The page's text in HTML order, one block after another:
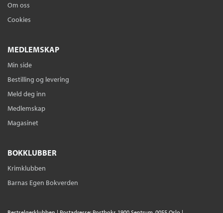
Om oss
Cookies
MEDLEMSKAP
Min side
Bestilling og levering
Meld deg inn
Medlemskap
Magasinet
BOKKLUBBER
Krimklubben
Barnas Egen Bokverden